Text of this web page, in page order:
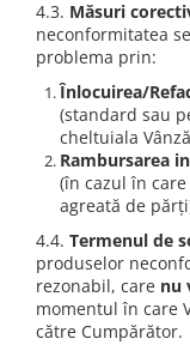
4.3. Măsuri
neconformitatea
problema prin:
Înlocuirea/
(standard sau
cheltuiala
Rambursarea
(în cazul în
agreată de
4.4. Termenul de
produselor
rezonabil, care nu
momentul în care
către Cumpărător.